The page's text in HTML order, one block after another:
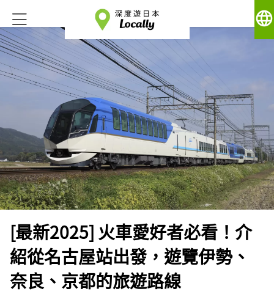
language
[最新2025] 火車愛好者必看！介
紹從名古屋站出發，遊覽伊勢、
奈良、京都的旅遊路線